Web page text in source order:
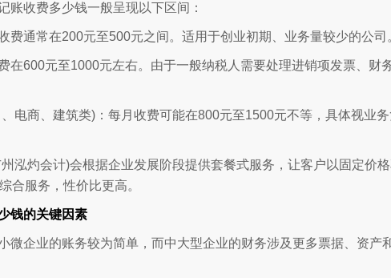
账收费多少钱一般呈现以下区间：
费通常在200元至500元之间。适用于创业初期、业务量较少的公司
在600元至1000元左右。由于一般纳税人需要处理进销项发票、财
电商、建筑类)：每月收费可能在800元至1500元不等，具体视业
泓灼会计)会根据企业发展阶段提供套餐式服务，让客户以固定价
合服务，性价比更高。
钱的关键因素
微企业的账务较为简单，而中大型企业的财务涉及更多票据、资产